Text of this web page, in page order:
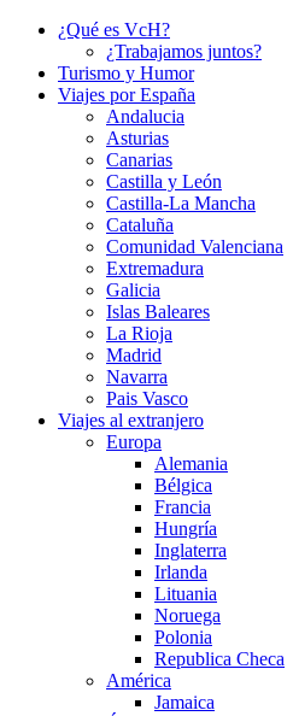
¿Qué es VcH?
¿Trabajamos juntos?
Turismo y Humor
Viajes por España
Andalucia
Asturias
Canarias
Castilla y León
Castilla-La Mancha
Cataluña
Comunidad Valenciana
Extremadura
Galicia
Islas Baleares
La Rioja
Madrid
Navarra
Pais Vasco
Viajes al extranjero
Europa
Alemania
Bélgica
Francia
Hungría
Inglaterra
Irlanda
Lituania
Noruega
Polonia
Republica Checa
América
Jamaica